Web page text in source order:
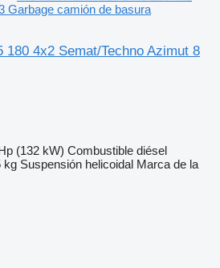
Garbage camión de basura
180 4x2 Semat/Techno Azimut 8
(132 kW) Combustible diésel
kg Suspensión helicoidal Marca de la